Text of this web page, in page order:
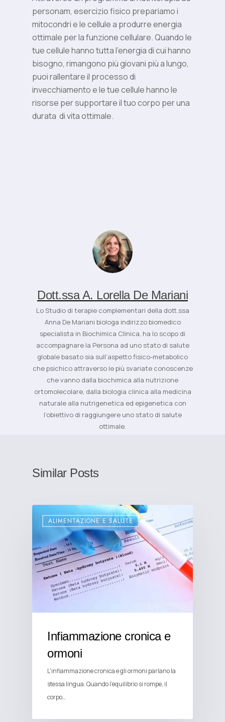
personam, esercizio fisico prepariamo i
mitocondri e le cellule a produrre energia
ottimale per la funzione cellulare. Quando le
tue cellule hanno tutta l’energia di cui hanno
bisogno, rimangono più giovani più a lungo,
puoi rallentare il processo di
invecchiamento e le tue cellule hanno le
risorse per supportare il tuo corpo per una
durata di vita ottimale.
Dott.ssa A. Lorella De Mariani
Lo Studio di terapie complementari della dott.ssa
Anna De Mariani biologa indirizzo biomedico
specialista in Biochimica Clinica, ha lo scopo di
accompagnare la Persona ad uno stato di salute
globale basato sia sull’aspetto fisico-metabolico
che psichico attraverso le più svariate conoscenze
che vanno dalla biochimica alla nutrizione
ortomolecolare, dalla biologia clinica alla medicina
naturale alla nutrigenetica ed epigenetica con
l’obiettivo di raggiungere uno stato di salute
ottimale.
Similar Posts
ALIMENTAZIONE E SALUTE
Infiammazione cronica e
ormoni
L'infiammazione cronica e gli ormoni parlano la
stessa lingua. Quando l'equilibrio si rompe, il
corpo…